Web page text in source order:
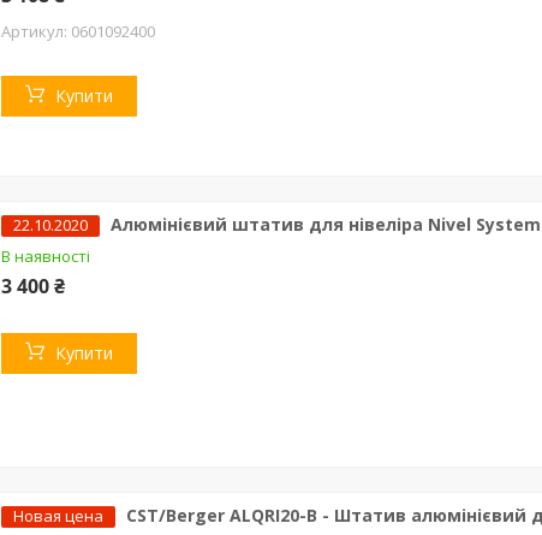
0601092400
Купити
22.10.2020 Алюмінієвий штатив для нівеліра Nivel System
В наявності
3 400 ₴
Купити
Новая цена CST/Berger ALQRI20-B - Штатив алюмінієвий